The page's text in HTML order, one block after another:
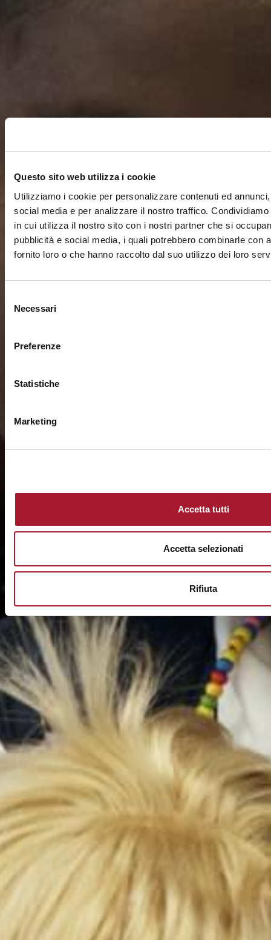
Questo sito web utilizza i cookie
Utilizziamo i cookie per personalizzare contenuti ed
social media e per analizzare il nostro traffico.
in cui utilizza il nostro sito con i nostri partner che si
pubblicità e social media, i quali potrebbero combinarle con
fornito loro o che hanno raccolto dal suo utilizzo dei loro
delNecessari
Preferenze
Statistiche
Marketing
Accetta tutti
Accetta selezionati
Rifiuta